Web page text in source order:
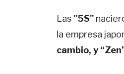
Las "5S"
la empresa
cambio, y